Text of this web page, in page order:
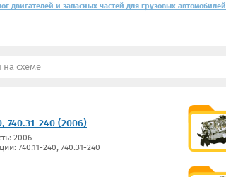
двигателей и запасных частей для грузовых автомобилей
740.31-240 (2006)
2006
740.11-240, 740.31-240